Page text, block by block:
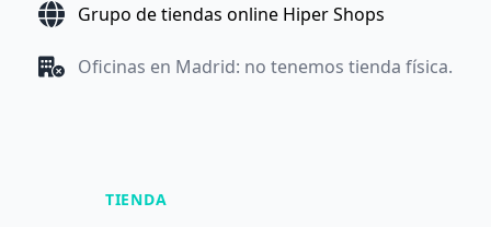
Grupo de tiendas online Hiper Shops
Oficinas en Madrid: no tenemos tienda física.
TIENDA